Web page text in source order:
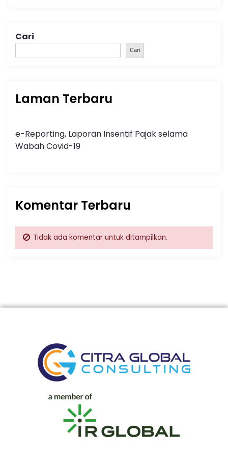
Cari
Cari
Laman Terbaru
e-Reporting, Laporan Insentif Pajak selama
Wabah Covid-19
Komentar Terbaru
Tidak ada komentar untuk ditampilkan.